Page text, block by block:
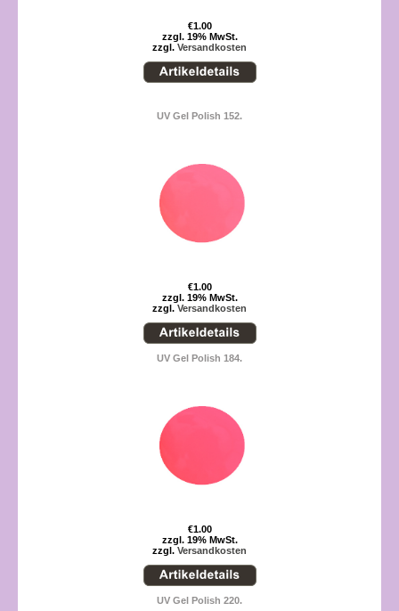
€1.00
zzgl. 19% MwSt.
zzgl. Versandkosten
UV Gel Polish 152.
€1.00
zzgl. 19% MwSt.
zzgl. Versandkosten
UV Gel Polish 184.
€1.00
zzgl. 19% MwSt.
zzgl. Versandkosten
UV Gel Polish 220.